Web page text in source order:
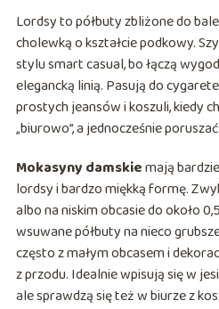
Lordsy to półbuty zbliżone do
cholewką o kształcie podkowy.
stylu smart casual, bo łączą
elegancką linią. Pasują do
prostych jeansów i koszuli, kiedy
„biurowo”, a jednocześnie
Mokasyny damskiemają
lordsy i bardzo miękką formę.
albo na niskim obcasie do około
wsuwane półbuty na nieco
często z małym obcasem i
z przodu. Idealnie wpisują się w
ale sprawdzą się też w biurze z